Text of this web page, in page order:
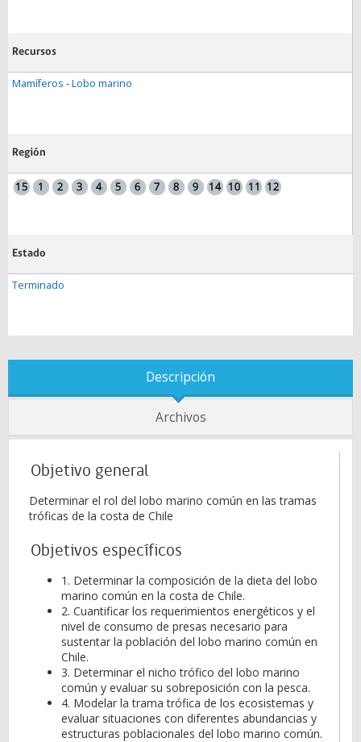
Recursos
Mamíferos -Lobo marino
Región
Estado
Terminado
Descripción
Archivos
Objetivo general
Determinar el rol del lobo marino común en las tramas
tróficas de la costa de Chile
Objetivos específicos
1. Determinar la composición de la dieta del lobo
marino común en la costa de Chile.
2. Cuantificar los requerimientos energéticos y el
nivel de consumo de presas necesario para
sustentar la población del lobo marino común en
Chile.
3. Determinar el nicho trófico del lobo marino
común y evaluar su sobreposición con la pesca.
4. Modelar la trama trófica de los ecosistemas y
evaluar situaciones con diferentes abundancias y
estructuras poblacionales del lobo marino común.